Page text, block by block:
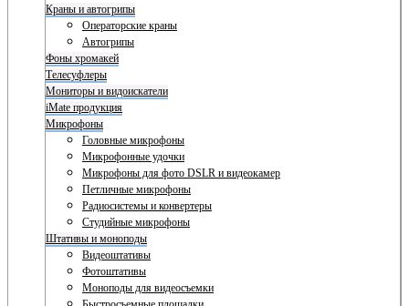
Краны и автогрипы
Операторские краны
Автогрипы
Фоны хромакей
Телесуфлеры
Мониторы и видоискатели
iMate продукция
Микрофоны
Головные микрофоны
Микрофонные удочки
Микрофоны для фото DSLR и видеокамер
Петличные микрофоны
Радиосистемы и конвертеры
Студийные микрофоны
Штативы и моноподы
Видеоштативы
Фотоштативы
Моноподы для видеосъемки